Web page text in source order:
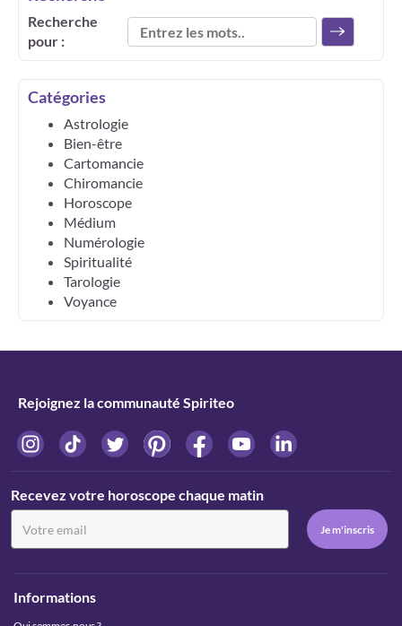
Recherche
pour :
Catégories
Astrologie
Bien-être
Cartomancie
Chiromancie
Horoscope
Médium
Numérologie
Spiritualité
Tarologie
Voyance
Rejoignez la communauté Spiriteo
Recevez votre horoscope chaque matin
Informations